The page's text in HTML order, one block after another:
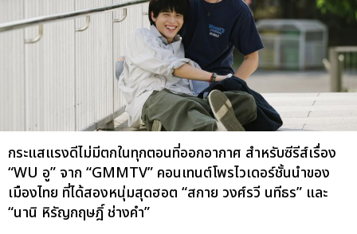
กระแสแรงดีไม่มีตกในทุกตอนที่ออกอากาศ สำหรับซีรีส์เรื่อง
“WU อู” จาก “GMMTV” คอนเทนต์โพรไวเดอร์ชั้นนำของ
เมืองไทย ที่ได้สองหนุ่มสุดฮอต “สกาย วงศ์รวี นทีธร” และ
“นานิ หิรัญกฤษฎิ์ ช่างคำ”